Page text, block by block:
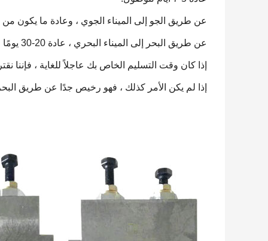
عن طريق الجو إلى الميناء الجوي ، وعادة ما يكون من 3-5 أيام للوصول
عن طريق البحر إلى الميناء البحري ، عادة 20-30 يومًا للوصول.
إذا كان وقت التسليم الخاص بك عاجلاً للغاية ، فإننا
إذا لم يكن الأمر كذلك ، فهو رخيص جدًا عن طريق